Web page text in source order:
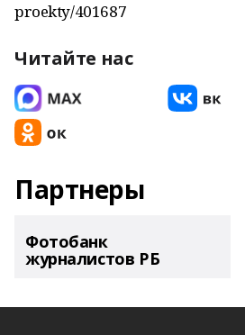
proekty/401687
Читайте нас
Партнеры
Фотобанк
журналистов РБ